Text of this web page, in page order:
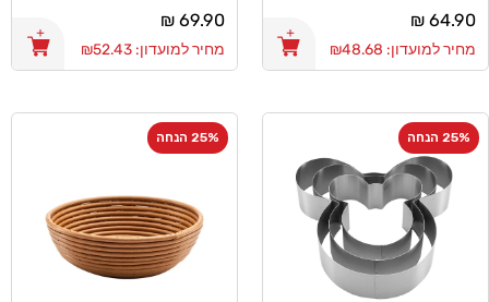
מחיר
רגיל
64.90 ₪
מחיר למועדון: ₪48.68
מחיר
רגיל
69.90 ₪
מחיר למועדון: ₪52.43
25% הנחה 25% הנחה